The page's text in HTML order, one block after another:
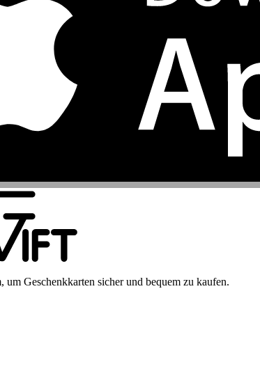
Geschenkkarten sicher und bequem zu kaufen.